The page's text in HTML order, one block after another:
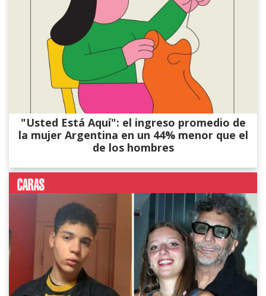
"Usted Está Aquí": el ingreso promedio de
la mujer Argentina en un 44% menor que el
de los hombres